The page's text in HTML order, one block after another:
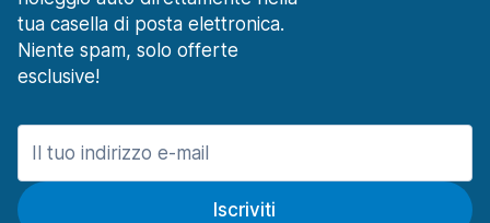
tua casella di posta elettronica.
Niente spam, solo offerte
esclusive!
Iscriviti